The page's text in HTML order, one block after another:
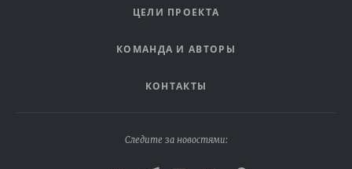
ЦЕЛИ ПРОЕКТА
КОМАНДА И АВТОРЫ
КОНТАКТЫ
Следите за новостями: